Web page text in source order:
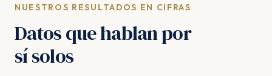
NUESTROS RESULTADOS EN CIFRAS
Datos que hablan por
sí solos